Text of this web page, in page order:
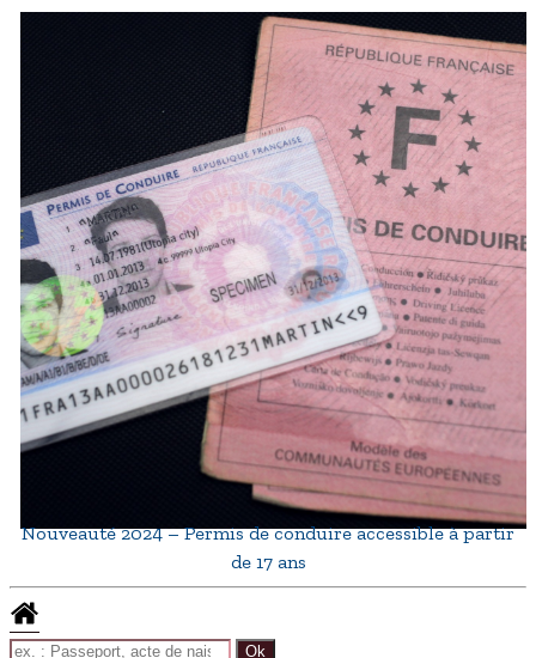
Nouveauté 2024 – Permis de conduire accessible à partir
de 17 ans